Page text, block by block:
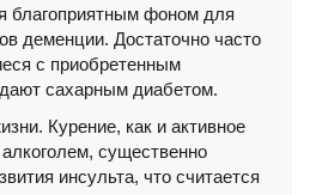
благоприятным фоном для
деменции. Достаточно часто
с приобретенным
сахарным диабетом.
Курение, как и активное
существенно
инсульта, что считается